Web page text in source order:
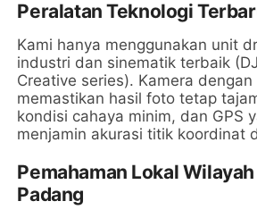
Peralatan Teknologi
Kami hanya menggunakan unit
industri dan sinematik terbaik
Creative series). Kamera
memastikan hasil foto tetap
kondisi cahaya minim, dan GPS
menjamin akurasi titik koordinat
Pemahaman Lokal
Padang